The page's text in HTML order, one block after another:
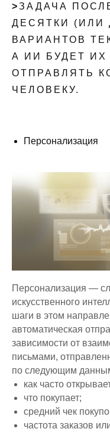
>ЗАДАЧА
ДЕСЯТКИ (ИЛИ
ВАРИАНТОВ
А ИИ БУДЕТ ИХ
ОТПРАВЛЯТЬ
ЧЕЛОВЕКУ.
Персонализация
Персонализация —
искусственного
шаги в этом
автоматическая
зависимости от
письмами,
по следующим
как часто
что покупает;
средний чек
частота заказов